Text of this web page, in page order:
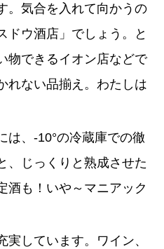
。気合を入れて向かうの
ドウ酒店」でしょう。と
物できるイオン店などで
れない品揃え。わたしは
は、-10°の冷蔵庫での徹
、じっくりと熟成させた
酒も！いや～マニアック
実しています。ワイン、